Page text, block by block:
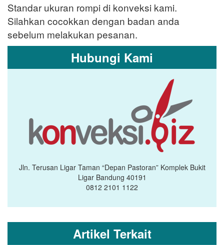
Standar ukuran rompi di konveksi kami.
Silahkan cocokkan dengan badan anda
sebelum melakukan pesanan.
Hubungi Kami
Jln. Terusan Ligar Taman “Depan Pastoran” Komplek Bukit
Ligar Bandung 40191
0812 2101 1122
Artikel Terkait